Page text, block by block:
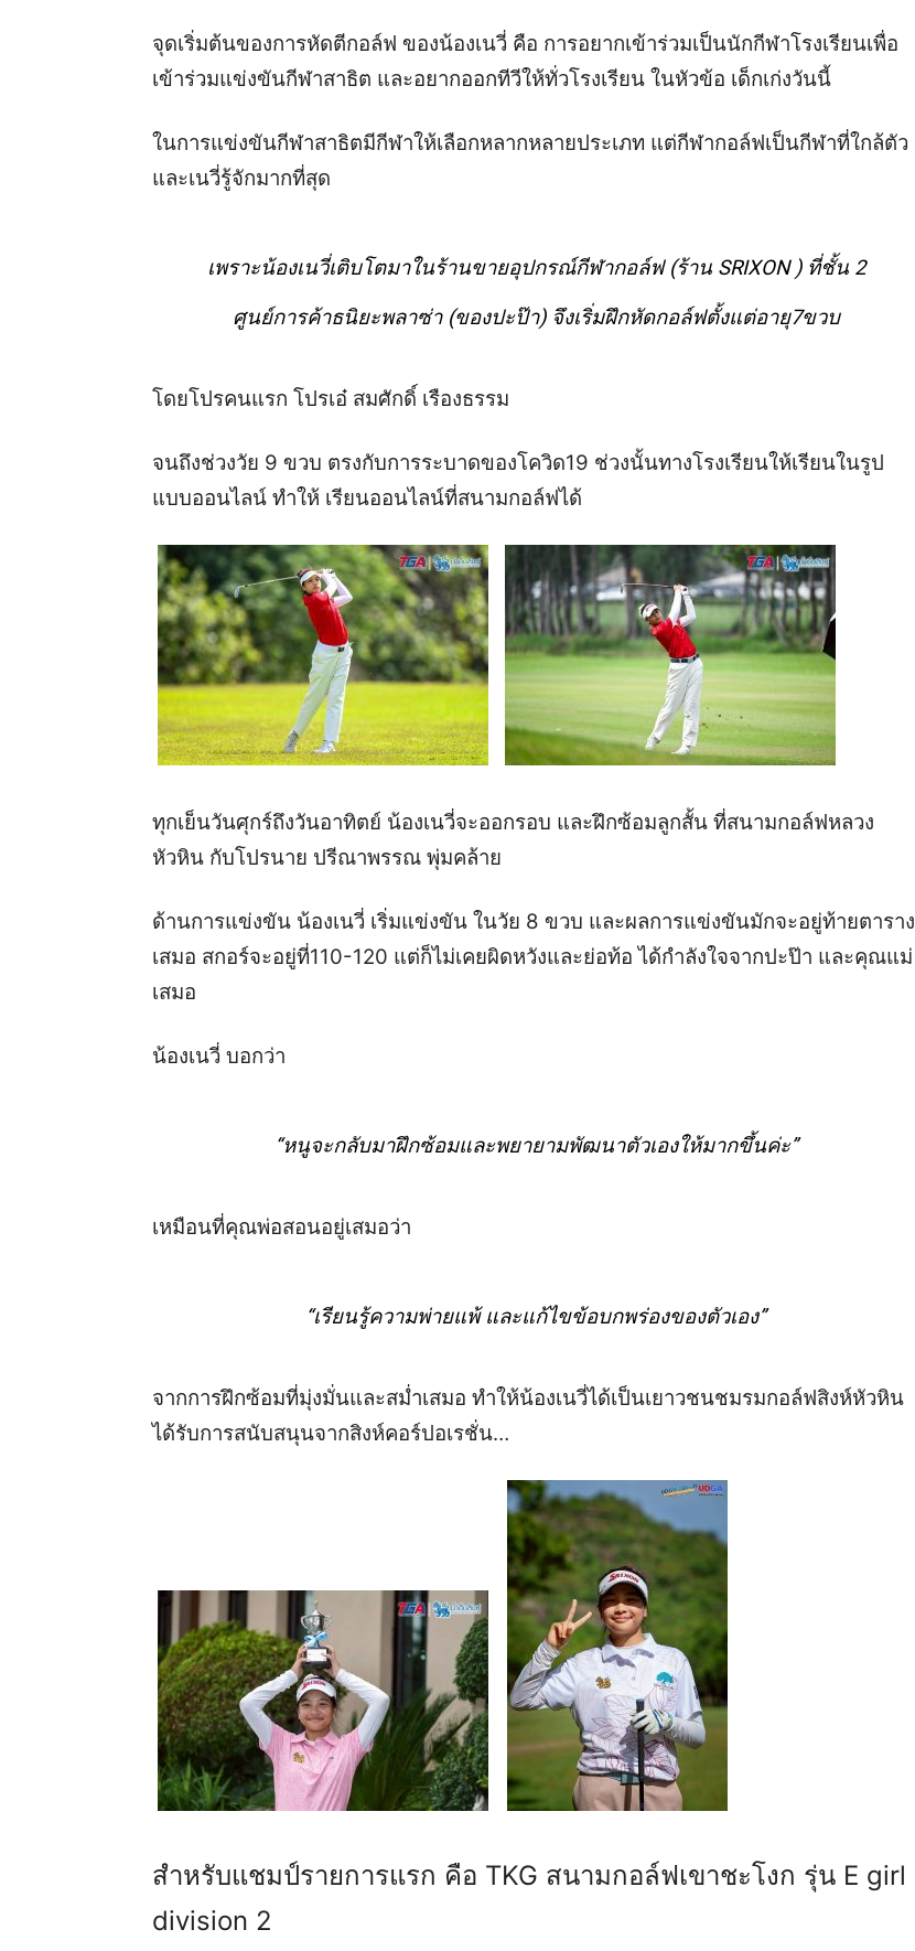
จุดเริ่มต้นของการหัดตีกอล์ฟ ของน้องเนวี่ คือ การอยากเข้าร่วมเป็นนักกีฬาโรงเรียนเพื่อ
เข้าร่วมแข่งขันกีฬาสาธิต และอยากออกทีวีให้ทั่วโรงเรียน ในหัวข้อ เด็กเก่งวันนี้
ในการแข่งขันกีฬาสาธิตมีกีฬาให้เลือกหลากหลายประเภท แต่กีฬากอล์ฟเป็นกีฬาที่ใกล้ตัว
และเนวี่รู้จักมากที่สุด
เพราะน้องเนวี่เติบโตมาในร้านขายอุปกรณ์กีฬากอล์ฟ(ร้าน SRIXON ) ที่ชั้น 2
ศูนย์การค้าธนิยะพลาซ่า(ของปะป๊า) จึงเริ่มฝึกหัดกอล์ฟตั้งแต่อายุ7ขวบ
โดยโปรคนแรก โปรเอ๋ สมศักดิ์ เรืองธรรม
จนถึงช่วงวัย 9 ขวบ ตรงกับการระบาดของโควิด19 ช่วงนั้นทางโรงเรียนให้เรียนในรูป
แบบออนไลน์ ทำให้ เรียนออนไลน์ที่สนามกอล์ฟได้
ทุกเย็นวันศุกร์ถึงวันอาทิตย์ น้องเนวี่จะออกรอบ และฝึกซ้อมลูกสั้น ที่สนามกอล์ฟหลวง
หัวหิน กับโปรนาย ปรีณาพรรณ พุ่มคล้าย
ด้านการแข่งขัน น้องเนวี่ เริ่มแข่งขัน ในวัย 8 ขวบ และผลการแข่งขันมักจะอยู่ท้ายตาราง
เสมอ สกอร์จะอยู่ที่110-120 แต่ก็ไม่เคยผิดหวังและย่อท้อ ได้กำลังใจจากปะป๊า และคุณแม่
เสมอ
น้องเนวี่ บอกว่า
“หนูจะกลับมาฝึกซ้อมและพยายามพัฒนาตัวเองให้มากขึ้นค่ะ”
เหมือนที่คุณพ่อสอนอยู่เสมอว่า
“เรียนรู้ความพ่ายแพ้ และแก้ไขข้อบกพร่องของตัวเอง”
จากการฝึกซ้อมที่มุ่งมั่นและสม่ำเสมอ ทำให้น้องเนวี่ได้เป็นเยาวชนชมรมกอล์ฟสิงห์หัวหิน
ได้รับการสนับสนุนจากสิงห์คอร์ปอเรชั่น…
สำหรับแชมป์รายการแรก คือ TKG สนามกอล์ฟเขาชะโงก รุ่น E girl
division 2